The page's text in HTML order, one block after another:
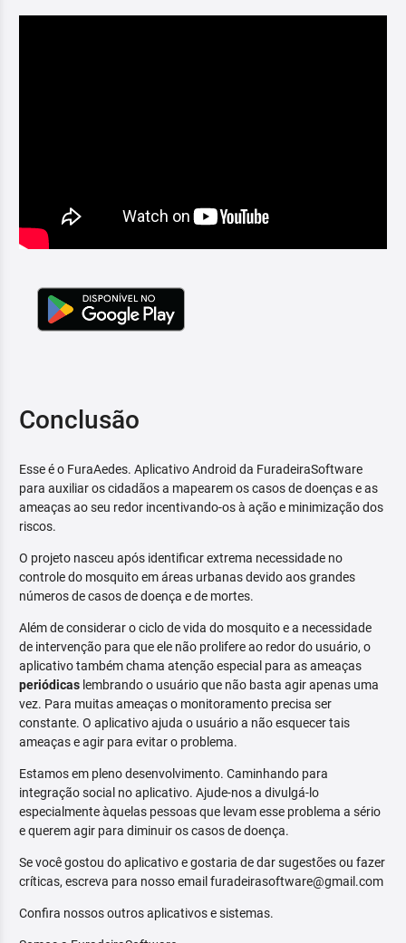
Conclusão
Esse é o FuraAedes. Aplicativo Android da FuradeiraSoftware
para auxiliar os cidadãos a mapearem os casos de doenças e as
ameaças ao seu redor incentivando-os à ação e minimização dos
riscos.
O projeto nasceu após identificar extrema necessidade no
controle do mosquito em áreas urbanas devido aos grandes
números de casos de doença e de mortes.
Além de considerar o ciclo de vida do mosquito e a necessidade
de intervenção para que ele não prolifere ao redor do usuário, o
aplicativo também chama atenção especial para as ameaças
periódicas lembrando o usuário que não basta agir apenas uma
vez. Para muitas ameaças o monitoramento precisa ser
constante. O aplicativo ajuda o usuário a não esquecer tais
ameaças e agir para evitar o problema.
Estamos em pleno desenvolvimento. Caminhando para
integração social no aplicativo. Ajude-nos a divulgá-lo
especialmente àquelas pessoas que levam esse problema a sério
e querem agir para diminuir os casos de doença.
Se você gostou do aplicativo e gostaria de dar sugestões ou fazer
críticas, escreva para nosso email furadeirasoftware@gmail.com
Confira nossos outros aplicativos e sistemas.